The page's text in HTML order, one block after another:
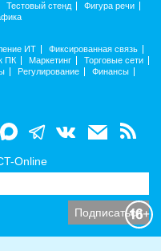
Тестовый стенд
Фигура речи
ИТ
Фиксированная связь
ПК Маркетинг
Торговые сети
Регулирование
Финансы
Online